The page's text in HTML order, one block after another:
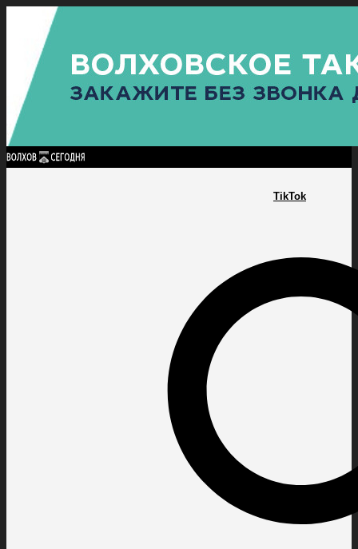
TikTok
Найти:
ГЛАВНАЯ ПОЛИТИКАПРОИСШЕСТВИЯ ПРОКУРАТУРАСПОРТ
ПОЛИТИКА
КУЛЬТУРА
ПОСЕЛЕНИЯ